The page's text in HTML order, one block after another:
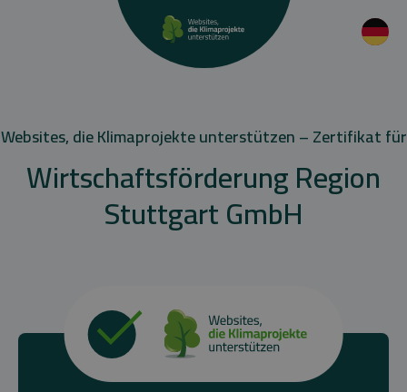
Websites, die Klimaprojekte unterstützen – Zertifikat für
Wirtschaftsförderung Region
Stuttgart GmbH